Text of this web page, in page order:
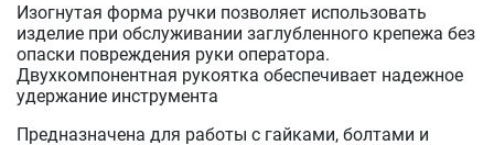
Изогнутая форма ручки позволяет использовать
изделие при обслуживании заглубленного крепежа без
опаски повреждения руки оператора.
Двухкомпонентная рукоятка обеспечивает надежное
удержание инструмента
Предназначена для работы с гайками, болтами и